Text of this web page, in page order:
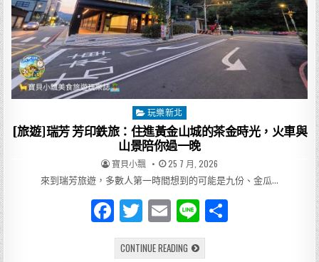
一
次
整
理，
從
市
區、
白
都
能
輕
鬆
玩
Posted
in
玩樂新北
[旅遊]瑞芳 芳印鉄旅：住進黃金山城的茶金時光，火車與
山景陪你過一晚
AUTHOR:
寶貝小飄 PUBLISHED
DATE:
25 7 月, 2026
來到瑞芳旅遊，多數人第一時間想到的可能是九份、金瓜…
F
a
c
T
w
it
E
m
ai
Li
n
e
CONTINUE READING[旅
遊]